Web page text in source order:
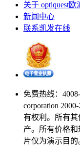
关于 optiquest欧
新闻中心
联系凯发在线
免费热线：
corporation
有权利。所有
产。所有价格
片仅为演示目